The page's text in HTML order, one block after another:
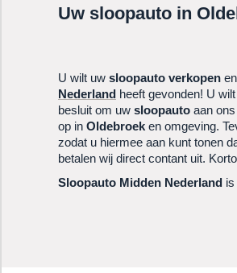
Uw sloopauto in
U wilt uw sloopauto verkopen
Nederland heeft gevonden! U
besluit om uw sloopauto aan
op in Oldebroek en omgeving.
zodat u hiermee aan kunt tonen
betalen wij direct contant uit.
Sloopauto Midden Nederland